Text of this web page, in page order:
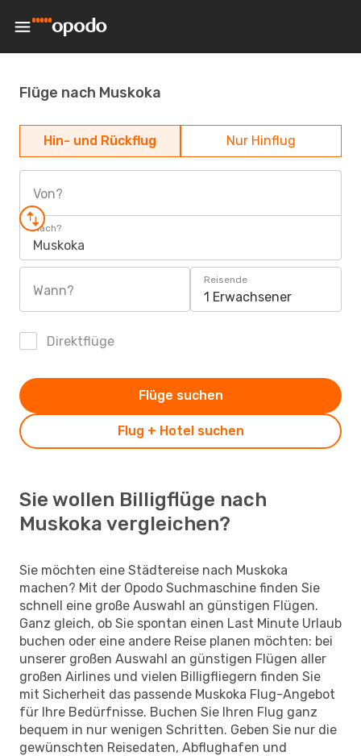
Flüge nach Muskoka
Hin- und Rückflug Nur Hinflug
Von?
Nach?
Muskoka
Wann?
Reisende
1 Erwachsener
Direktflüge
Flug + Hotel suchen
Flüge suchen
Sie wollen Billigflüge nach
Muskoka vergleichen?
Sie möchten eine Städtereise nach Muskoka
machen? Mit der Opodo Suchmaschine finden Sie
schnell eine große Auswahl an günstigen Flügen.
Ganz gleich, ob Sie spontan einen Last Minute Urlaub
buchen oder eine andere Reise planen möchten: bei
unserer großen Auswahl an günstigen Flügen aller
großen Airlines und vielen Billigfliegern finden Sie
mit Sicherheit das passende Muskoka Flug-Angebot
für Ihre Bedürfnisse. Buchen Sie Ihren Flug ganz
bequem in nur wenigen Schritten. Geben Sie nur die
gewünschten Reisedaten, Abflughafen und